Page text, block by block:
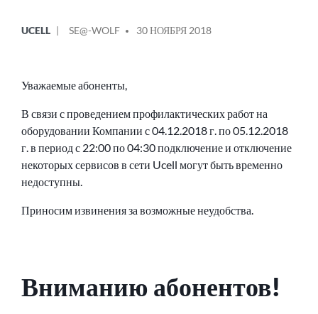
В
UCELL
ОТ
SE@-WOLF 30 НОЯБРЯ 2018
Уважаемые абоненты,
В связи с проведением профилактических работ на
оборудовании Компании с 04.12.2018 г. по 05.12.2018
г. в период с 22:00 по 04:30 подключение и отключение
некоторых сервисов в сети Ucell могут быть временно
недоступны.
Приносим извинения за возможные неудобства.
Вниманию абонентов!